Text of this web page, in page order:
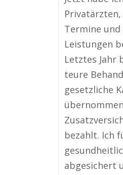
Termine und
Leistungen
Letztes Jahr
teure
gesetzliche
bezahlt. Ich
abgesichert